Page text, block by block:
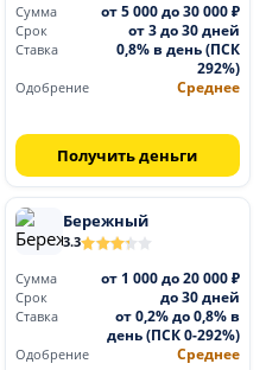
Сумма от 5 000 до 30 000 ₽
Срок от 3 до 30 дней
Ставка
0,8% в день (ПСК
292%)
Одобрение Среднее
Получить деньги
Бережный
3.3
Сумма от 1 000 до 20 000 ₽
Срок до 30 дней
Ставка
от 0,2% до 0,8% в
день (ПСК 0-292%)
Одобрение Среднее